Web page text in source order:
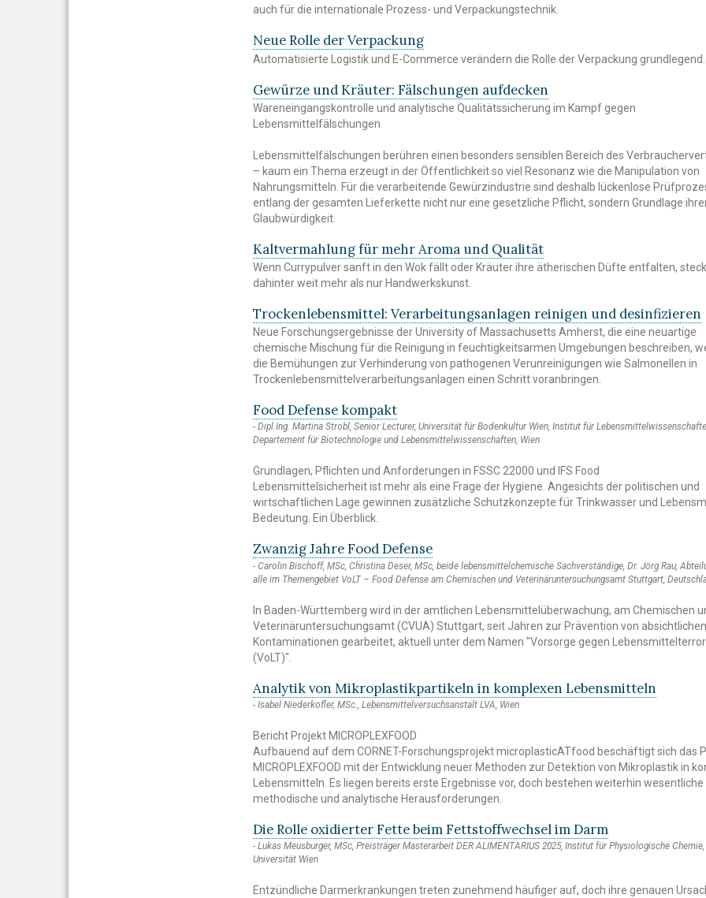
auch für die internationale Prozess- und Verpackungstechnik.
Neue Rolle der Verpackung
Automatisierte Logistik und E-Commerce verändern die Rolle der Verpackung grundlegend.
Gewürze und Kräuter: Fälschungen aufdecken
Wareneingangskontrolle und analytische Qualitätssicherung im Kampf gegen
Lebensmittelfälschungen
Lebensmittelfälschungen berühren einen besonders sensiblen Bereich des
– kaum ein Thema erzeugt in der Öffentlichkeit so viel Resonanz wie die Manipulation von
Nahrungsmitteln. Für die verarbeitende Gewürzindustrie sind deshalb lückenlose
entlang der gesamten Lieferkette nicht nur eine gesetzliche Pflicht, sondern Grundlage
Glaubwürdigkeit.
Kaltvermahlung für mehr Aroma und Qualität
Wenn Currypulver sanft in den Wok fällt oder Kräuter ihre ätherischen Düfte entfalten,
dahinter weit mehr als nur Handwerkskunst.
Trockenlebensmittel: Verarbeitungsanlagen reinigen und desinfizieren
Neue Forschungsergebnisse der University of Massachusetts Amherst, die eine neuartige
chemische Mischung für die Reinigung in feuchtigkeitsarmen Umgebungen beschreiben,
die Bemühungen zur Verhinderung von pathogenen Verunreinigungen wie Salmonellen in
Trockenlebensmittelverarbeitungsanlagen einen Schritt voranbringen.
Food Defense kompakt
Dipl.Ing. Martina Strobl, Senior Lecturer, Universität für Bodenkultur Wien, Institut für
Departement für Biotechnologie und Lebensmittelwissenschaften, Wien
Grundlagen, Pflichten und Anforderungen in FSSC 22000 und IFS Food
Lebensmittelsicherheit ist mehr als eine Frage der Hygiene. Angesichts der politischen und
wirtschaftlichen Lage gewinnen zusätzliche Schutzkonzepte für Trinkwasser und
Bedeutung. Ein Überblick.
Zwanzig Jahre Food Defense
Carolin Bischoff, MSc, Christina Deser, MSc, beide lebensmittelchemische Sachverständige, Dr. Jörg Rau,
alle im Themengebiet VoLT – Food Defense am Chemischen und Veterinäruntersuchungsamt Stuttgart,
In Baden-Württemberg wird in der amtlichen Lebensmittelüberwachung, am Chemischen
Veterinäruntersuchungsamt (CVUA) Stuttgart, seit Jahren zur Prävention von absichtlichen
Kontaminationen gearbeitet, aktuell unter dem Namen "Vorsorge gegen
(VoLT)".
Analytik von Mikroplastikpartikeln in komplexen Lebensmitteln
Isabel Niederkofler, MSc., Lebensmittelversuchsanstalt LVA, Wien
Bericht Projekt MICROPLEXFOOD
Aufbauend auf dem CORNET-Forschungsprojekt microplasticATfood beschäftigt sich das
MICROPLEXFOOD mit der Entwicklung neuer Methoden zur Detektion von Mikroplastik in
Lebensmitteln. Es liegen bereits erste Ergebnisse vor, doch bestehen weiterhin wesentliche
methodische und analytische Herausforderungen.
Die Rolle oxidierter Fette beim Fettstoffwechsel im Darm
Lukas Meusburger, MSc, Preisträger Masterarbeit DER ALIMENTARIUS 2025, Institut für Physiologische Chemie,
Universität Wien
Entzündliche Darmerkrankungen treten zunehmend häufiger auf, doch ihre genauen